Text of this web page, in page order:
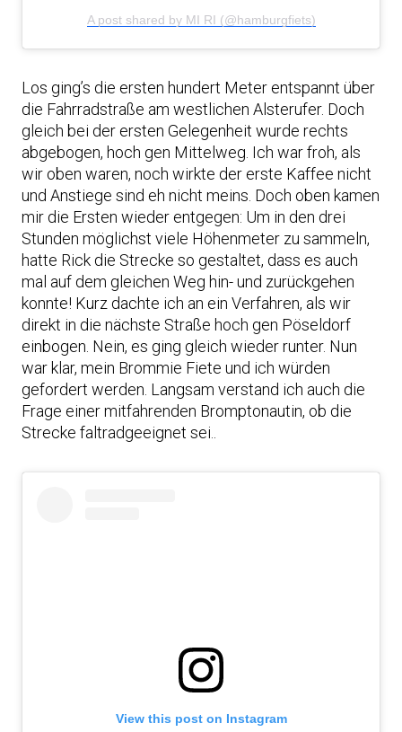
A post shared by MI RI (@hamburgfiets)
Los ging’s die ersten hundert Meter entspannt über
die Fahrradstraße am westlichen Alsterufer. Doch
gleich bei der ersten Gelegenheit wurde rechts
abgebogen, hoch gen Mittelweg. Ich war froh, als
wir oben waren, noch wirkte der erste Kaffee nicht
und Anstiege sind eh nicht meins. Doch oben kamen
mir die Ersten wieder entgegen: Um in den drei
Stunden möglichst viele Höhenmeter zu sammeln,
hatte Rick die Strecke so gestaltet, dass es auch
mal auf dem gleichen Weg hin- und zurückgehen
konnte! Kurz dachte ich an ein Verfahren, als wir
direkt in die nächste Straße hoch gen Pöseldorf
einbogen. Nein, es ging gleich wieder runter. Nun
war klar, mein Brommie Fiete und ich würden
gefordert werden. Langsam verstand ich auch die
Frage einer mitfahrenden Bromptonautin, ob die
Strecke faltradgeeignet sei..
View this post on Instagram